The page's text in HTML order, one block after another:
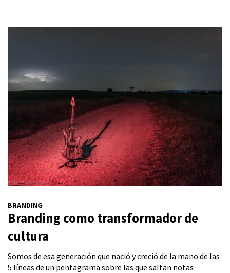
BRANDING
Branding como transformador de
cultura
Somos de esa generación que nació y creció de la mano de las
5 líneas de un pentagrama sobre las que saltan notas